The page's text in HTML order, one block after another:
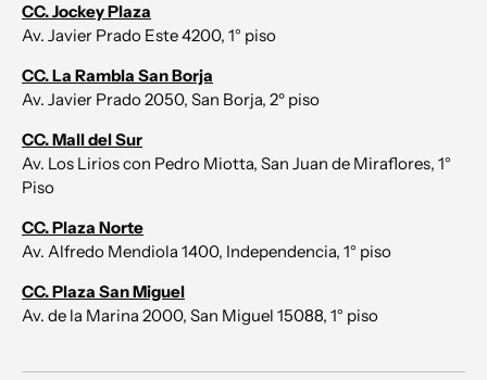
CC. Jockey Plaza
Av. Javier Prado Este 4200, 1° piso
CC. La Rambla San Borja
Av. Javier Prado 2050, San Borja, 2º piso
CC. Mall del Sur
Av. Los Lirios con Pedro Miotta, San Juan de Miraflores, 1°
Piso
CC. Plaza Norte
Av. Alfredo Mendiola 1400, Independencia, 1° piso
CC. Plaza San Miguel
Av. de la Marina 2000, San Miguel 15088, 1° piso